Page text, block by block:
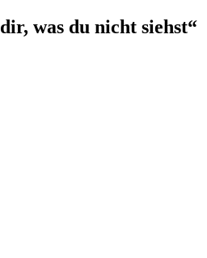
was du nicht siehst“